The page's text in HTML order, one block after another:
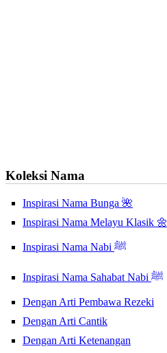
Koleksi Nama
Inspirasi Nama Bunga 🌺
Inspirasi Nama Melayu Klasik 🌼
Inspirasi Nama Nabi ﷺ
Inspirasi Nama Sahabat Nabi ﷺ
Dengan Arti Pembawa Rezeki
Dengan Arti Cantik
Dengan Arti Ketenangan